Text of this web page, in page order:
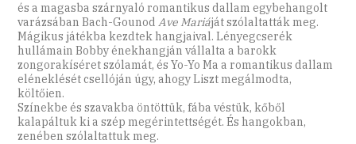
és a magasba szárnyaló romantikus dallam egybehangolt
varázsában Bach-GounodAve Mariáját szólaltatták meg.
Mágikus játékba kezdtek hangjaival. Lényegcserék
hullámain Bobby énekhangján vállalta a barokk
zongorakíséret szólamát, és Yo-Yo Ma a romantikus dallam
eléneklését csellóján úgy, ahogy Liszt megálmodta,
költőien.
Színekbe és szavakba öntöttük, fába véstük, kőből
kalapáltuk ki a szép megérintettségét. És hangokban,
zenében szólaltattuk meg.